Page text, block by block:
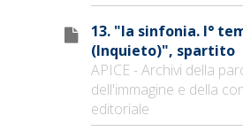
13. "Ia sinfonia. I°
(Inquieto)", spartito
APICE - Archivi della
dell'immagine e della
editoriale